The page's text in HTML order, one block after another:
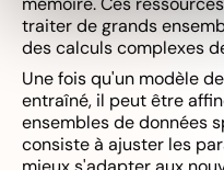
traiter de grands
des calculs complexes
Une fois qu'un modèle
entraîné, il peut être
ensembles de données
consiste à ajuster les